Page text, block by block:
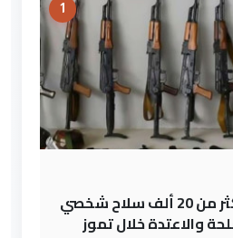
1
الداخلية: تسجيل أكثر من 20 ألف سلاح شخصي
والاعتدة خلال تموز